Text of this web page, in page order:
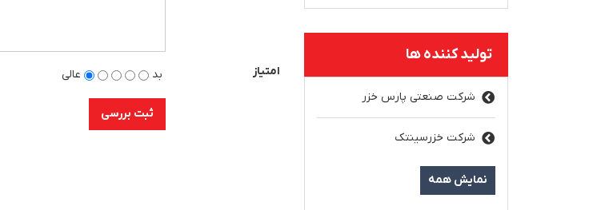
تولید کننده ها
شرکت صنعتی پارس خزر
شرکت خزرسینتک
نمایش همه
امتیاز بد عالی
ثبت بررسی